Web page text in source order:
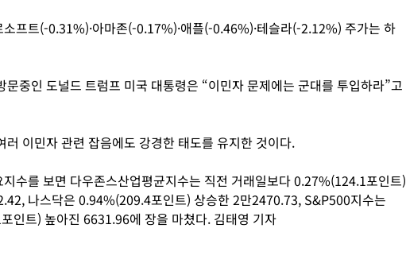
소프트(-0.31%)·아마존(-0.17%)·애플(-0.46%)·테슬라(-2.12%) 주가는 하
문중인 도널드 트럼프 미국 대통령은 “이민자 문제에는 군대를 투입하라”고
러 이민자 관련 잡음에도 강경한 태도를 유지한 것이다.
수를 보면 다우존스산업평균지수는 직전 거래일보다 0.27%(124.1포인트)
나스닥은 0.94%(209.4포인트) 상승한 2만2470.73, S&P500지수는
인트) 높아진 6631.96에 장을 마쳤다. 김태영 기자